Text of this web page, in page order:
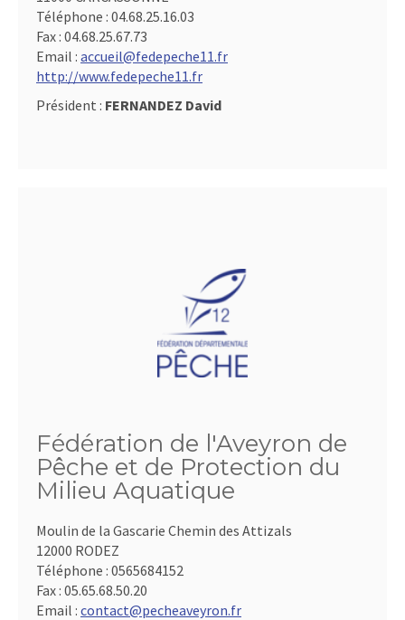
Téléphone : 04.68.25.16.03
Fax : 04.68.25.67.73
Email : accueil@fedepeche11.fr
http://www.fedepeche11.fr
Président : FERNANDEZ David
Fédération de l'Aveyron de
Pêche et de Protection du
Milieu Aquatique
Moulin de la Gascarie Chemin des Attizals
12000 RODEZ
Téléphone : 0565684152
Fax : 05.65.68.50.20
Email : contact@pecheaveyron.fr